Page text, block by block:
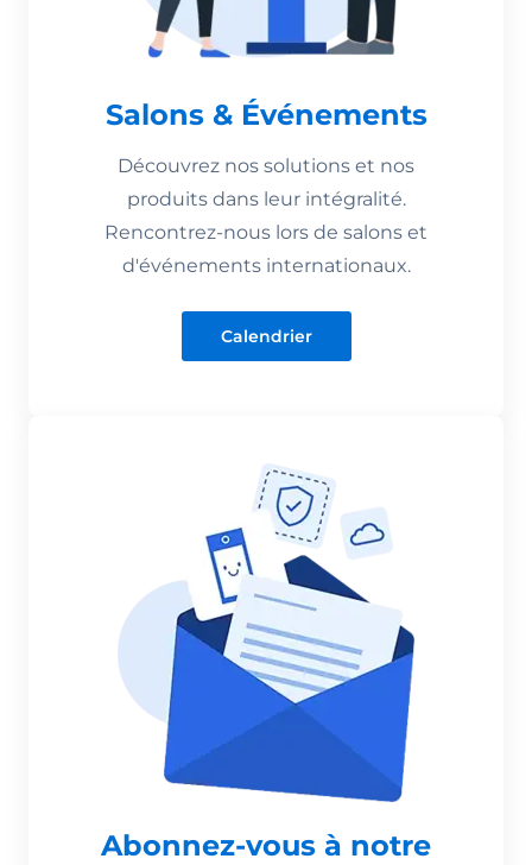
Salons & Événements
Découvrez nos solutions et nos
produits dans leur intégralité.
Rencontrez-nous lors de salons et
d'événements internationaux.
Calendrier
Abonnez-vous à notre